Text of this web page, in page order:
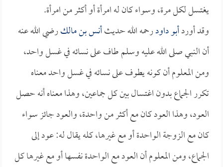
يغتسل لكل مرة، وسواء كان له امرأة أو أكثر من امرأة.
وقد أوردأبو داودرحمه الله حديثأنس بن مالكرضي الله عنه
أن النبي صلى الله عليه وسلم طاف على نسائه في غسل واحد،
ومن المعلوم أن كونه يطوف على نسائه في غسل واحد معناه
تكرر الجماع بدون اغتسال بين كل جماعين، وهذا معناه أنه حصل
العود، وهذا العود كان مع أكثر من واحدة، والعود جائز سواء
كان مع الزوجة الواحدة أو مع غيرها، كله يقال له: عود إلى
الجماع، ومن المعلوم أن العود مع الواحدة نفسها أو مع غيرها كل